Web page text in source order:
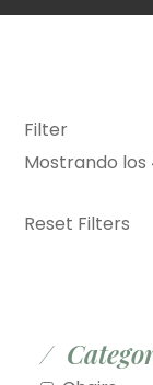
Filter
Mostrando
Reset Filters